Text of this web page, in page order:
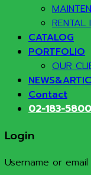
RENTAL
CATALOG
PORTFOLIO
OUR
Contact
02-183-
Login
Username or